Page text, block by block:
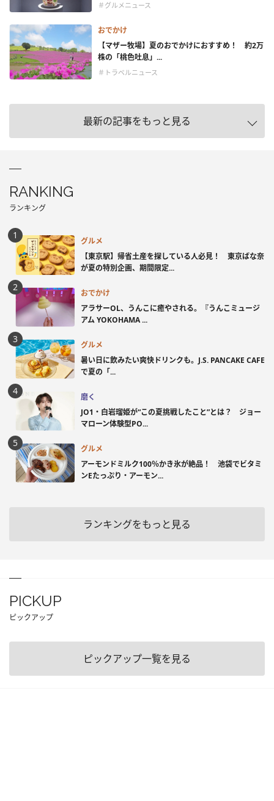
＃グルメニュース
おでかけ
【マザー牧場】夏のおでかけにおすすめ！ 約2万
株の「桃色吐息」...
＃トラベルニュース
最新の記事をもっと見る
RANKING
ランキング
グルメ
【東京駅】帰省土産を探している人必見！ 東京ばな奈
が夏の特別企画、期間限定...
おでかけ
アラサーOL、うんこに癒やされる。『うんこミュージ
アム YOKOHAMA ...
グルメ
暑い日に飲みたい爽快ドリンクも。J.S. PANCAKE CAFE
で夏の「...
磨く
JO1・白岩瑠姫が“この夏挑戦したこと”とは？ ジョー
マローン体験型PO...
グルメ
アーモンドミルク100％かき氷が絶品！ 池袋でビタミ
ンEたっぷり・アーモン...
ランキングをもっと見る
PICKUP
ピックアップ
ピックアップ一覧を見る